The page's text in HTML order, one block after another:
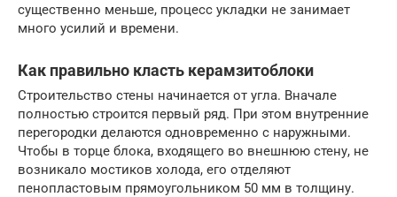
существенно меньше, процесс укладки не занимает
много усилий и времени.
Как правильно класть керамзитоблоки
Строительство стены начинается от угла. Вначале
полностью строится первый ряд. При этом внутренние
перегородки делаются одновременно с наружными.
Чтобы в торце блока, входящего во внешнюю стену, не
возникало мостиков холода, его отделяют
пенопластовым прямоугольником 50 мм в толщину.